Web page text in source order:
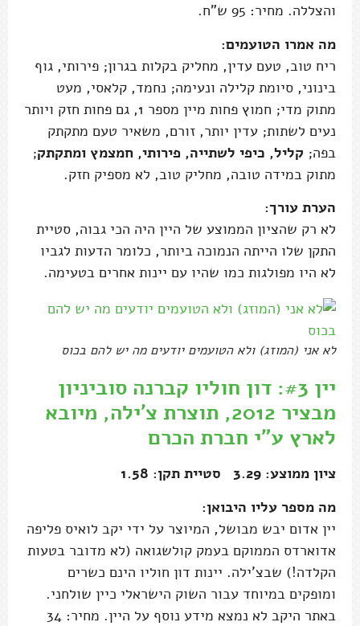
והצללה. מחיר: 95 ש"ח.
מה אמרו הטועמים:
ריח טוב, טעם עדין, מחליק בקלות בגרון; פירותי, גוף
בינוני, סיומת קלילה ונעימה; נחמד, קלאסי, מעט
מתוק מדי; חמוץ פחות מיין מספר 1, גם פחות חזק ויותר
נעים לשתות; עדין יותר, זורם, משאיר טעם מתקתק
בפה; קליל, כיפי לשתייה, פירותי, חמצמץ ומתקתק;
מתוק במידה טובה, מחליק טוב, לא מספיק חזק.
הערת עורך:
לא רק שהציון הממוצע של היין היה הכי גבוה, סטיית
התקן שלו הייתה הנמוכה ביותר, כלומר הדעות לגביו
לא היו מפולגות כמו שהיו עם יינות אחרים בטעימה.
לא אני (המוזג) ולא הטועמים יודעים מה יש להם בכוס
יין #3: דון חוליו קברנה סוביניון
מבציר 2012, תוצרת צ'ילה, מיובא
לארץ ע"י חברת הכרם
ציון ממוצע: 3.29 סטיית תקן: 1.58
מה מספר עליו היבואן:
יין אדום יבש מבושל, המיוצר על ידי יקב לואיס פליפה
אדוארדס הממוקם בעמק קולשגואה (לא מדובר בטעות
הקלדה!) שבצ'ילה. יינות דון חוליו הינם כשרים
ומופקים במיוחד עבור השוק הישראלי כיין שולחני.
באתר היקב לא נמצא מידע נוסף על היין. מחיר: 34